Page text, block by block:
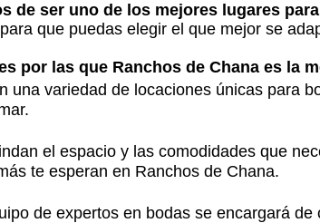
de ser uno de los mejores lugares
que puedas elegir el que mejor se
por las que Ranchos de Chana es la
una variedad de locaciones únicas para
el espacio y las comodidades que
te esperan en Ranchos de Chana.
de expertos en bodas se encargará